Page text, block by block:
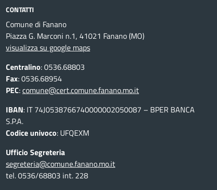
CONTATTI
Comune di Fanano
Piazza G. Marconi n.1, 41021 Fanano (MO)
visualizza su google maps
Centralino: 0536.68803
Fax: 0536.68954
PEC:comune@cert.comune.fanano.mo.it
IBAN: IT 74J0538766740000002050087 – BPER BANCA
S.P.A.
Codice univoco: UFQEXM
Ufficio Segreteria
segreteria@comune.fanano.mo.it
tel. 0536/68803 int. 228